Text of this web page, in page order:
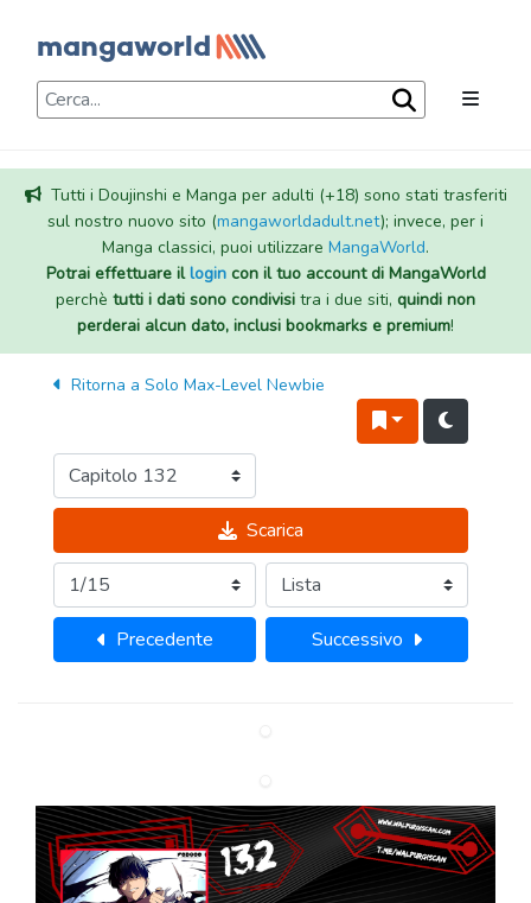
Tutti i Doujinshi e Manga per adulti (+18) sono stati trasferiti
sul nostro nuovo sito (mangaworldadult.net); invece, per i
Manga classici, puoi utilizzare MangaWorld.
Potrai effettuare illogincon il tuo account di MangaWorld
perchè tutti i dati sono condivisi tra i due siti, quindi non
perderai alcun dato, inclusi bookmarks e premium!
Ritorna a Solo Max-Level Newbie
Scarica
Precedente Successivo